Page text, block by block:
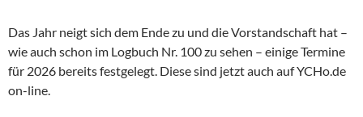
Das Jahr neigt sich dem Ende zu und die Vorstandschaft hat –
wie auch schon im Logbuch Nr. 100 zu sehen – einige Termine
für 2026 bereits festgelegt. Diese sind jetzt auch auf YCHo.de
on-line.